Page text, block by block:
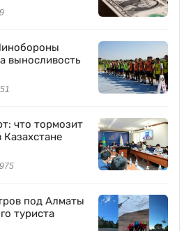
выносливость
что тормозит
Казахстане
под Алматы
туриста